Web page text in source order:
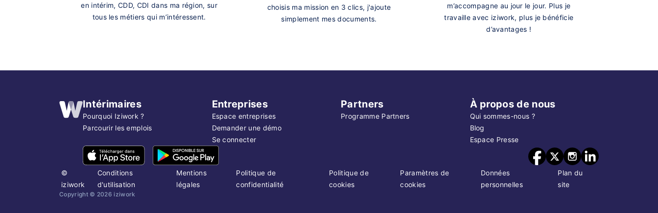
en intérim, CDD, CDI dans ma région, sur
tous les métiers qui m’intéressent.
choisis ma mission en 3 clics, j'ajoute
simplement mes documents.
m’accompagne au jour le jour. Plus je
travaille avec iziwork, plus je bénéficie
d’avantages !
Intérimaires
Pourquoi Iziwork ?
Parcourir les emplois
Entreprises
Espace entreprises
Demander une démo
Se connecter
Partners
Programme Partners
À propos de nous
Qui sommes-nous ?
Blog
Espace Presse
©
iziwork
Conditions
d'utilisation
Mentions
légales
Politique de
confidentialité
Politique de
cookies
Paramètres de
cookies
Données
personnelles
Plan du
site
Copyright © 2026 iziwork